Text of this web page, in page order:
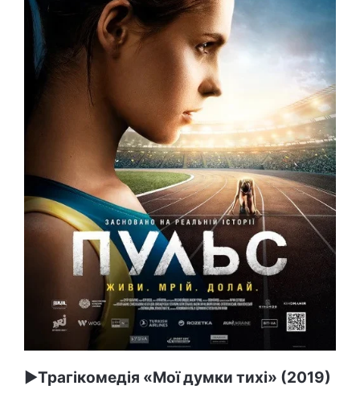
►Трагікомедія «Мої думки тихі» (2019)